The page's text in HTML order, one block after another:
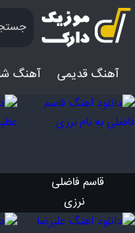
آهنگ قدیمی آهنگ‌
قاسم فاضلی
نرزی